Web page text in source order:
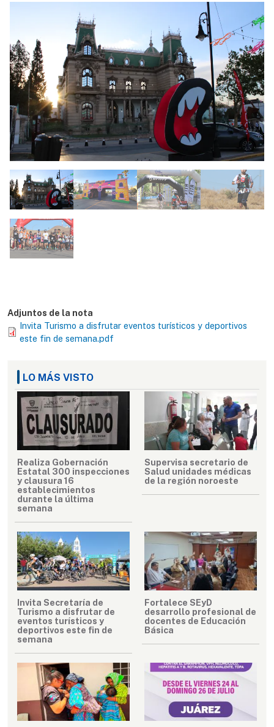
Adjuntos de la nota
Invita Turismo a disfrutar eventos turísticos y deportivos
este fin de semana.pdf
LO MÁS VISTO
Realiza Gobernación
Estatal 300 inspecciones
y clausura 16
establecimientos
durante la última
semana
Supervisa secretario de
Salud unidades médicas
de la región noroeste
Invita Secretaría de
Turismo a disfrutar de
eventos turísticos y
deportivos este fin de
semana
Fortalece SEyD
desarrollo profesional de
docentes de Educación
Básica